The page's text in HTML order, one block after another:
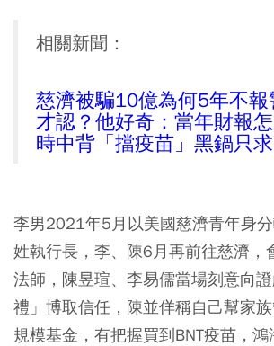
相關新聞：
慈濟被騙10億為何5年不報
才認？他好奇：當年財報
時中背「擋疫苗」黑鍋只
李男2021年5月以美國慈濟青年身
姓執行長，李、陳6月再前往慈濟，
法師，陳昱瑄、李易儒當場刻意向
禮」博取信任，陳並佯稱自己幫家
規模基金，有把握買到BNT疫苗，